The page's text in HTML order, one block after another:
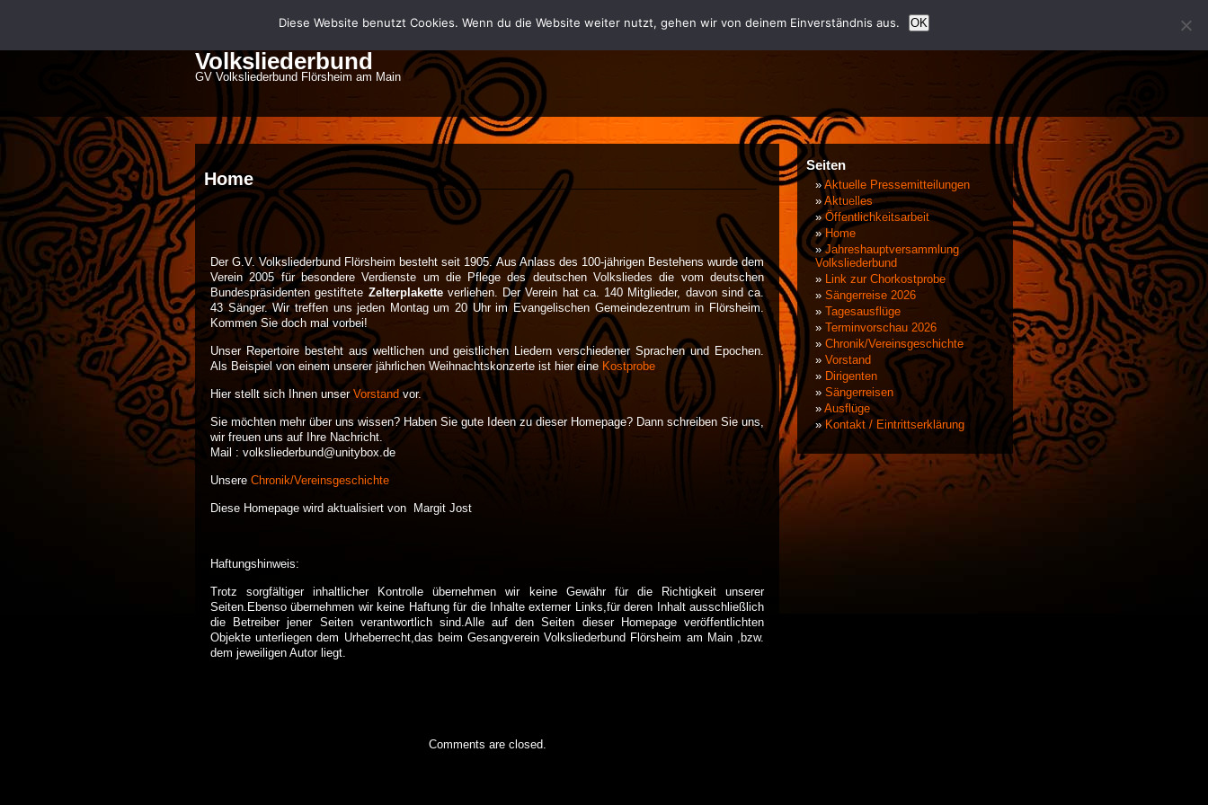
Volksliederbund
GV Volksliederbund Flörsheim am Main
Home
Der G.V. Volksliederbund Flörsheim besteht seit 1905. Aus Anlass des 100-jährigen Bestehens wurde dem
Verein 2005 für besondere Verdienste um die Pflege des deutschen Volksliedes die vom deutschen
Bundespräsidenten gestiftete Zelterplaketteverliehen. Der Verein hat ca. 140 Mitglieder, davon sind ca.
43 Sänger. Wir treffen uns jeden Montag um 20 Uhr im Evangelischen Gemeindezentrum in Flörsheim.
Kommen Sie doch mal vorbei!
Unser Repertoire besteht aus weltlichen und geistlichen Liedern verschiedener Sprachen und Epochen.
Als Beispiel von einem unserer jährlichen Weihnachtskonzerte ist hiereine Kostprobe
Hier stellt sich Ihnen unser Vorstandvor.
Sie möchten mehr über uns wissen? Haben Sie gute Ideen zu dieser Homepage? Dann schreiben Sie uns,
wir freuen uns auf Ihre Nachricht.
Mail : volksliederbund@unitybox.de
Unsere Chronik/Vereinsgeschichte
Diese Homepage wird aktualisiert von Margit Jost
Haftungshinweis:
Trotz sorgfältiger inhaltlicher Kontrolle übernehmen wir keine Gewähr für die Richtigkeit unserer
Seiten.Ebenso übernehmen wir keine Haftung für die Inhalte externer Links,für deren Inhalt ausschließlich
die Betreiber jener Seiten verantwortlich sind.Alle auf den Seiten dieser Homepage veröffentlichten
Objekte unterliegen dem Urheberrecht,das beim Gesangverein Volksliederbund Flörsheim am Main ,bzw.
dem jeweiligen Autor liegt.
Comments are closed.
Seiten
Aktuelle Pressemitteilungen
Aktuelles
Öffentlichkeitsarbeit
Home
Jahreshauptversammlung
Volksliederbund
Link zur Chorkostprobe
Sängerreise 2026
Tagesausflüge
Terminvorschau 2026
Chronik/Vereinsgeschichte
Vorstand
Dirigenten
Sängerreisen
Ausflüge
Kontakt / Eintrittserklärung
Diese Website benutzt Cookies. Wenn du die Website weiter nutzt, gehen wir von deinem Einverständnis aus. OK